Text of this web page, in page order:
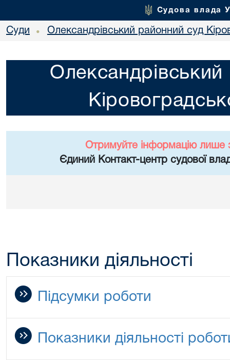
Судова влада
Суди • Олександрівський районний суд
Отримуйте інформацію лише
Єдиний Контакт-центр судової
Показники діяльності
Підсумки роботи
Показники діяльності